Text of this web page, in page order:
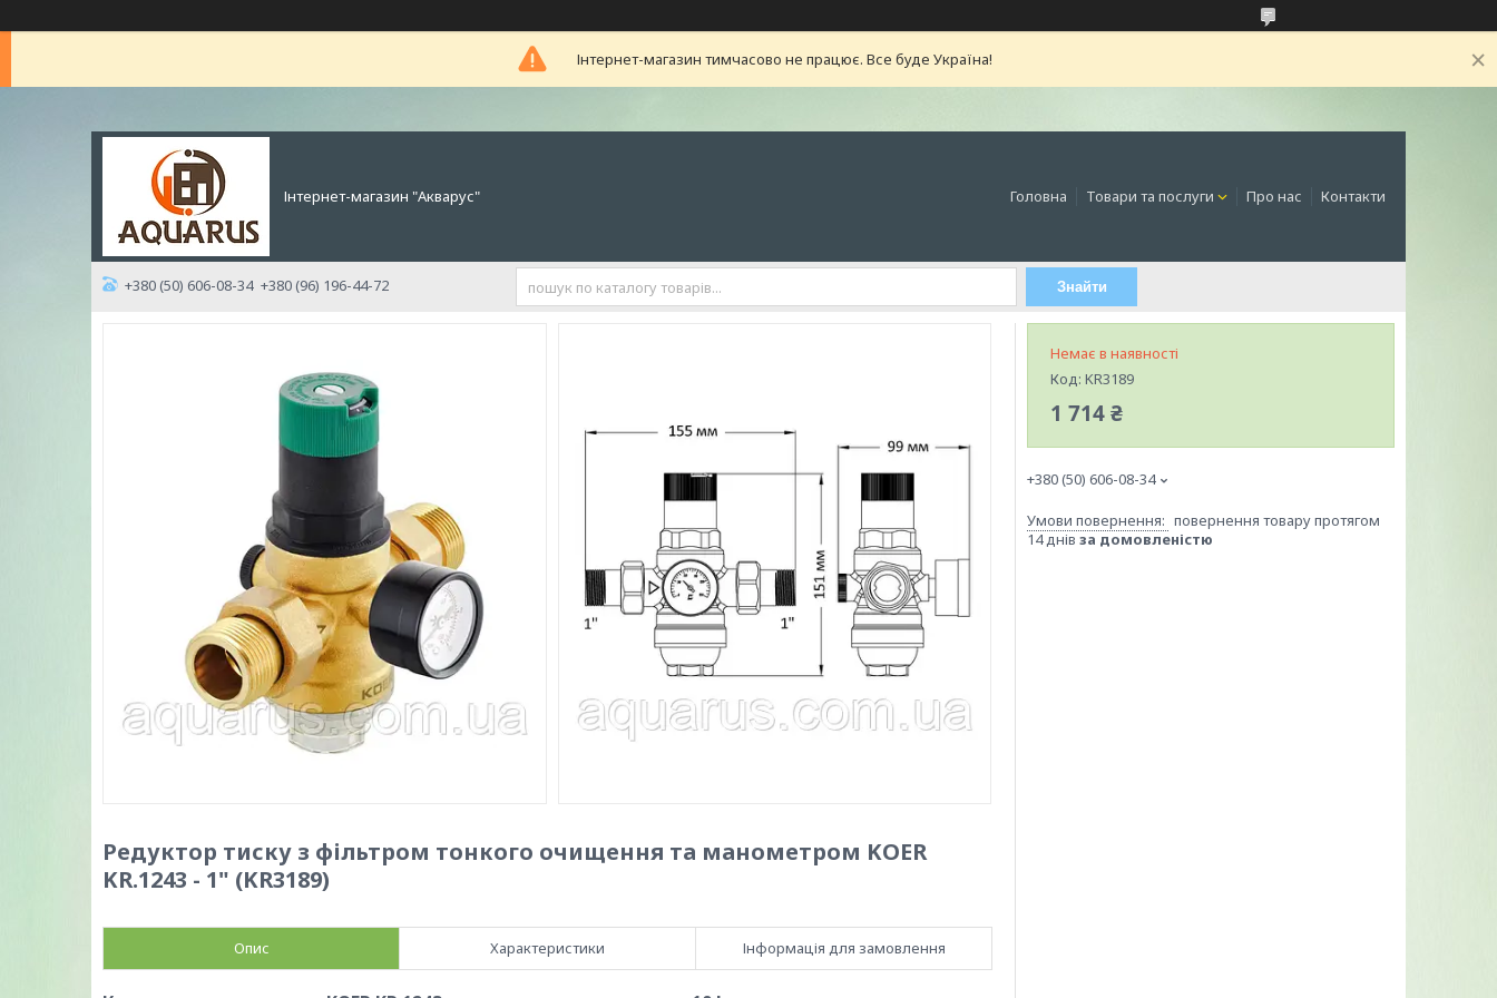
Інтернет-магазин тимчасово не працює. Все буде Україна!
Інтернет-магазин "Акварус" Головна Товари та послуги Про нас Контакти
+380 (50) 606-08-34 +380 (96) 196-44-72 Знайти
Редуктор тиску з фільтром тонкого очищення та манометром KOER
KR.1243 - 1" (KR3189)
Опис Характеристики Інформація для замовлення
Немає в наявності
Код: KR3189
1 714 ₴
+380 (50) 606-08-34
повернення товару протягом
14 днів за домовленістю